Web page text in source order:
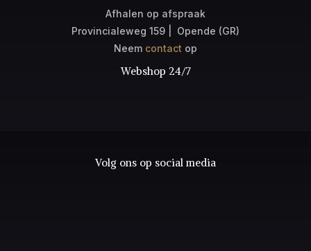
Afhalen op afspraak
Provincialeweg 159 | Opende (GR)
Neem contact op
Webshop 24/7
Volg ons op social media